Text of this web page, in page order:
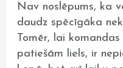
Nav noslēpums, ka
daudz spēcīgāka
Tomēr, lai
patiešām liels, ir